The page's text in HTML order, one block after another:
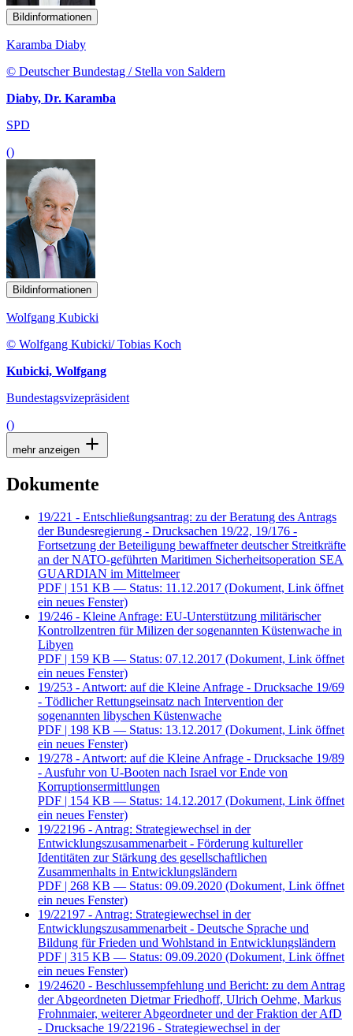
Bildinformationen
Karamba Diaby
© Deutscher Bundestag / Stella von Saldern
Diaby, Dr. Karamba
SPD
()
Bildinformationen
Wolfgang Kubicki
© Wolfgang Kubicki/ Tobias Koch
Kubicki, Wolfgang
Bundestagsvizepräsident
()
mehr anzeigen
Dokumente
19/221 - Entschließungsantrag: zu der Beratung des Antrags
der Bundesregierung - Drucksachen 19/22, 19/176 -
Fortsetzung der Beteiligung bewaffneter deutscher Streitkräfte
an der NATO-geführten Maritimen Sicherheitsoperation SEA
GUARDIAN im Mittelmeer
PDF | 151 KB — Status: 11.12.2017 (Dokument, Link öffnet
ein neues Fenster)
19/246 - Kleine Anfrage: EU-Unterstützung militärischer
Kontrollzentren für Milizen der sogenannten Küstenwache in
Libyen
PDF | 159 KB — Status: 07.12.2017 (Dokument, Link öffnet
ein neues Fenster)
19/253 - Antwort: auf die Kleine Anfrage - Drucksache 19/69
- Tödlicher Rettungseinsatz nach Intervention der
sogenannten libyschen Küstenwache
PDF | 198 KB — Status: 13.12.2017 (Dokument, Link öffnet
ein neues Fenster)
19/278 - Antwort: auf die Kleine Anfrage - Drucksache 19/89
- Ausfuhr von U-Booten nach Israel vor Ende von
Korruptionsermittlungen
PDF | 154 KB — Status: 14.12.2017 (Dokument, Link öffnet
ein neues Fenster)
19/22196 - Antrag: Strategiewechsel in der
Entwicklungszusammenarbeit - Förderung kultureller
Identitäten zur Stärkung des gesellschaftlichen
Zusammenhalts in Entwicklungsländern
PDF | 268 KB — Status: 09.09.2020 (Dokument, Link öffnet
ein neues Fenster)
19/22197 - Antrag: Strategiewechsel in der
Entwicklungszusammenarbeit - Deutsche Sprache und
Bildung für Frieden und Wohlstand in Entwicklungsländern
PDF | 315 KB — Status: 09.09.2020 (Dokument, Link öffnet
ein neues Fenster)
19/24620 - Beschlussempfehlung und Bericht: zu dem Antrag
der Abgeordneten Dietmar Friedhoff, Ulrich Oehme, Markus
Frohnmaier, weiterer Abgeordneter und der Fraktion der AfD
- Drucksache 19/22196 - Strategiewechsel in der